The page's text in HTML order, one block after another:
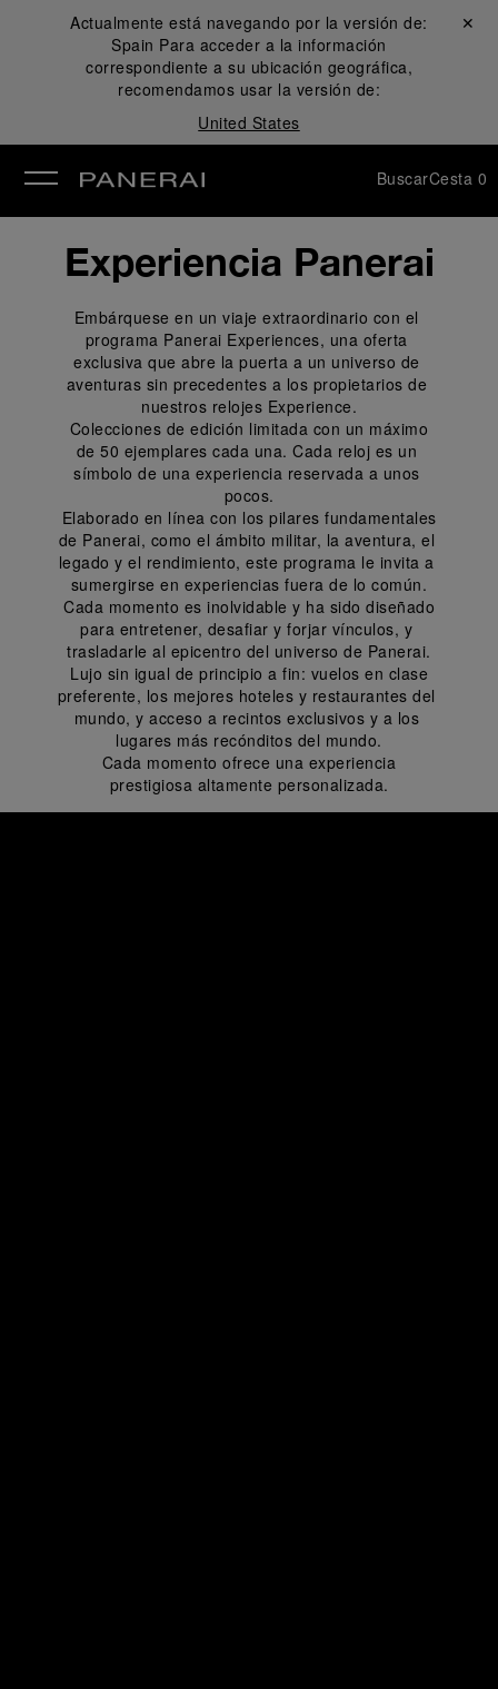
Actualmente está navegando por la versión de:
Spain Para acceder a la información
correspondiente a su ubicación geográfica,
recomendamos usar la versión de:
United States
Cerrar ✕
BuscarCesta 0
Experiencia Panerai
Embárquese en un viaje extraordinario con el
programa Panerai Experiences, una oferta
exclusiva que abre la puerta a un universo de
aventuras sin precedentes a los propietarios de
nuestros relojes Experience.
de 50 ejemplares cada una. Cada reloj es un
símbolo de una experiencia reservada a unos
pocos.
de Panerai, como el ámbito militar, la aventura, el
legado y el rendimiento, este programa le invita a
sumergirse en experiencias fuera de lo común.
para entretener, desafiar y forjar vínculos, y
trasladarle al epicentro del universo de Panerai.
preferente, los mejores hoteles y restaurantes del
mundo, y acceso a recintos exclusivos y a los
lugares más recónditos del mundo.
prestigiosa altamente personalizada.